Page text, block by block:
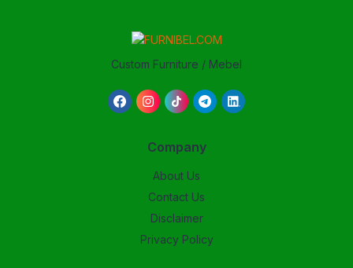
Custom Furniture / Mebel
Company
About Us
Contact Us
Disclaimer
Privacy Policy